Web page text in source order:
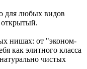
для любых видов
открытый.
нишах: от "эконом-
как элитного класса
чистых